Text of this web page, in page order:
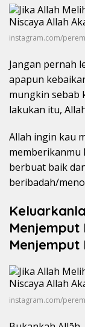
instagram.com/
Jangan pernah
apapun
mungkin sebab
lakukan itu,
Allah ingin kau
memberikanmu
berbuat baik
beribadah/
Menjemput
Menjemput
instagram.com/